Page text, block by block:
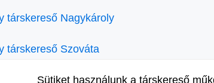
társkereső Nagykároly
társkereső Szováta
társkereső Kovászna
Sütiket használunk a társkereső